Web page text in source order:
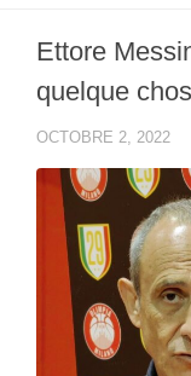
Ettore
quelque
OCTOBRE 2, 2022